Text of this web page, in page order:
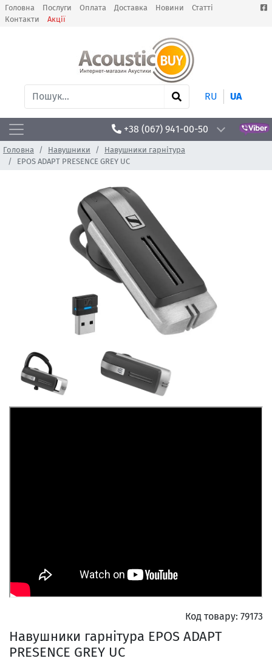
Головна Послуги Оплата Доставка Новини
Статті
Контакти
Акції
RU UA
+38 (067) 941-00-50
Головна Навушники
Навушники гарнітура
EPOS ADAPT PRESENCE GREY UC
Код товару: 79173
Навушники гарнітура EPOS ADAPT
PRESENCE GREY UC